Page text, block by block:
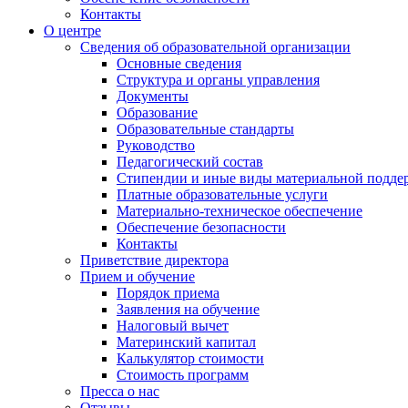
Контакты
О центре
Сведения об образовательной организации
Основные сведения
Структура и органы управления
Документы
Образование
Образовательные стандарты
Руководство
Педагогический состав
Стипендии и иные виды материальной
Платные образовательные услуги
Материально-техническое обеспечение
Обеспечение безопасности
Контакты
Приветствие директора
Прием и обучение
Порядок приема
Заявления на обучение
Налоговый вычет
Материнский капитал
Калькулятор стоимости
Стоимость программ
Пресса о нас